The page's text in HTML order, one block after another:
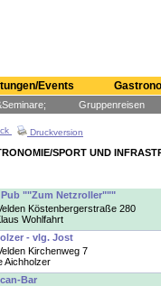
Events
Gruppenreisen
Druckversion
SPORT UND
Pub ""Zum Netzroller"""
Köstenbergerstraße 280
Wohlfahrt
- vlg. Jost
Kirchenweg 7
Aichholzer
Bar